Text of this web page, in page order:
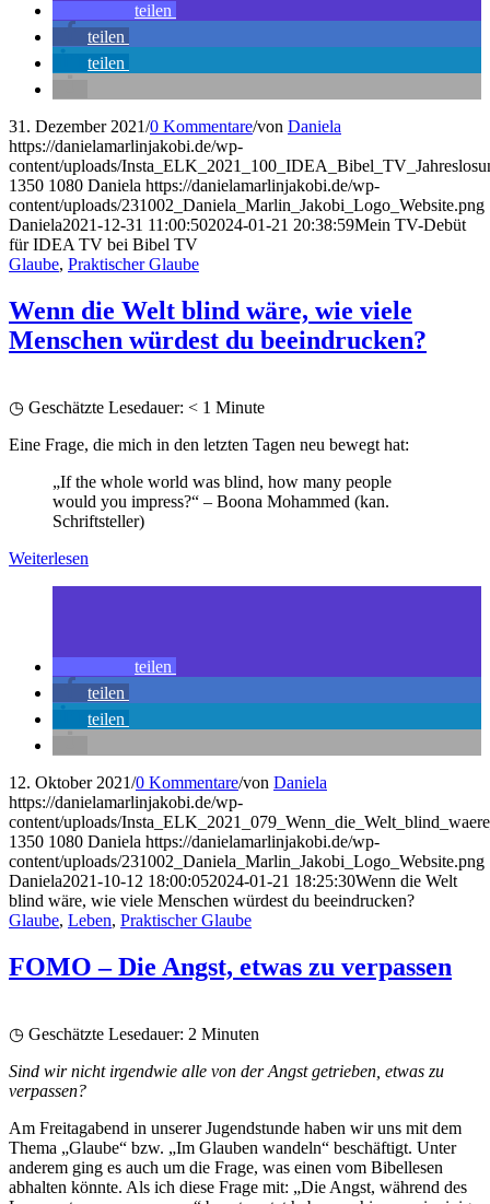
teilen
teilen
teilen
31. Dezember 2021/0 Kommentare/von Daniela
https://danielamarlinjakobi.de/wp-
content/uploads/
1350 1080 Daniela https://danielamarlinjakobi.de/wp-
content/uploads/231002_Daniela_Marlin_Jakobi_Logo_Website.png
Daniela2021-12-31 11:00:502024-01-21 20:38:59Mein TV-Debüt
für IDEA TV bei Bibel TV
Glaube, Praktischer Glaube
Wenn die Welt blind wäre, wie viele
Menschen würdest du beeindrucken?
◷ Geschätzte Lesedauer: < 1 Minute
Eine Frage, die mich in den letzten Tagen neu bewegt hat:
„If the whole world was blind, how many people
would you impress?“ – Boona Mohammed (kan.
Schriftsteller)
Weiterlesen
teilen
teilen
teilen
12. Oktober 2021/0 Kommentare/von Daniela
https://danielamarlinjakobi.de/wp-
content/uploads/
1350 1080 Daniela https://danielamarlinjakobi.de/wp-
content/uploads/231002_Daniela_Marlin_Jakobi_Logo_Website.png
Daniela2021-10-12 18:00:052024-01-21 18:25:30Wenn die Welt
blind wäre, wie viele Menschen würdest du beeindrucken?
Glaube, Leben, Praktischer Glaube
FOMO – Die Angst, etwas zu verpassen
◷ Geschätzte Lesedauer: 2 Minuten
Sind wir nicht irgendwie alle von der Angst getrieben, etwas zu
verpassen?
Am Freitagabend in unserer Jugendstunde haben wir uns mit dem
Thema „Glaube“ bzw. „Im Glauben wandeln“ beschäftigt. Unter
anderem ging es auch um die Frage, was einen vom Bibellesen
abhalten könnte. Als ich diese Frage mit: „Die Angst, während des